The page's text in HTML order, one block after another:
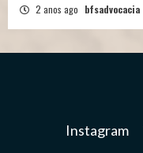
2 anos ago bfsadvocacia
Instagram